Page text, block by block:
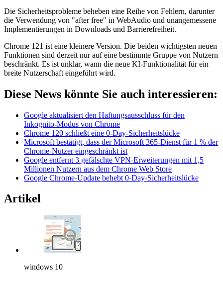
Die Sicherheitsprobleme beheben eine Reihe von Fehlern, darunter
die Verwendung von "after free" in WebAudio und unangemessene
Implementierungen in Downloads und Barrierefreiheit.
Chrome 121 ist eine kleinere Version. Die beiden wichtigsten neuen
Funktionen sind derzeit nur auf eine bestimmte Gruppe von Nutzern
beschränkt. Es ist unklar, wann die neue KI-Funktionalität für ein
breite Nutzerschaft eingeführt wird.
Diese News könnte Sie auch interessieren:
Google aktualisiert den Haftungsausschluss für den
Inkognito-Modus von Chrome
Chrome 120 schließt eine 0-Day-Sicherheitslücke
Microsoft bestätigt, dass der Microsoft 365-Dienst für 1 % der
Chrome-Nutzer eingeschränkt ist
Google entfernt 3 gefälschte VPN-Erweiterungen mit 1,5
Millionen Nutzern aus dem Chrome Web Store
Google Chrome-Update behebt 0-Day-Sicherheitslücke
Artikel
windows 10